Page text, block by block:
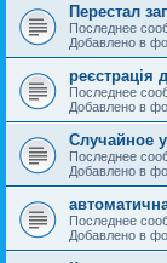
Перестал
Последнее
Добавлено в
реєстрація
Последнее
Добавлено в
Случайное
Последнее
Добавлено в
Последнее
Добавлено в